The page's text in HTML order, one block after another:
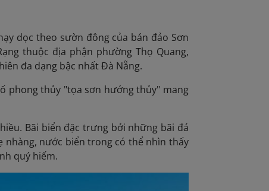
dọc theo sườn đông của bán đảo Sơn
thuộc địa phận phường Thọ Quang,
đa dạng bậc nhất Đà Nẵng.
phong thủy "tọa sơn hướng thủy" mang
Bãi biển đặc trưng bởi những bãi đá
nhàng, nước biển trong có thể nhìn thấy
quý hiếm.